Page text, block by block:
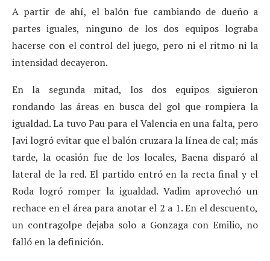
A partir de ahí, el balón fue cambiando de dueño a
partes iguales, ninguno de los dos equipos lograba
hacerse con el control del juego, pero ni el ritmo ni la
intensidad decayeron.
En la segunda mitad, los dos equipos siguieron
rondando las áreas en busca del gol que rompiera la
igualdad. La tuvo Pau para el Valencia en una falta, pero
Javi logró evitar que el balón cruzara la línea de cal; más
tarde, la ocasión fue de los locales, Baena disparó al
lateral de la red. El partido entró en la recta final y el
Roda logró romper la igualdad. Vadim aprovechó un
rechace en el área para anotar el 2 a 1. En el descuento,
un contragolpe dejaba solo a Gonzaga con Emilio, no
falló en la definición.